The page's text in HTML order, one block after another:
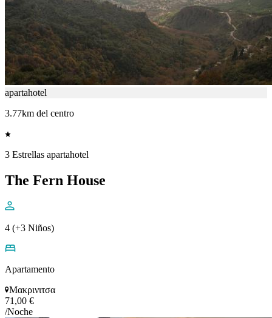
apartahotel
3.77km del centro
3 Estrellas apartahotel
The Fern House
4 (+3 Niños)
Apartamento
Μακρινιτσα
71,00 €
/Noche